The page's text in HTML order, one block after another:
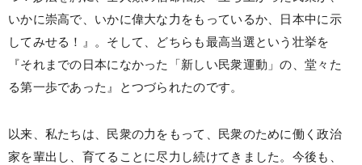
いかに崇高で、いかに偉大な力をもっているか、日本中に示
してみせる！』。そして、どちらも最高当選という壮挙を
『それまでの日本になかった「新しい民衆運動」の、堂々た
る第一歩であった』とつづられたのです。
以来、私たちは、民衆の力をもって、民衆のために働く政治
家を輩出し、育てることに尽力し続けてきました。今後も、